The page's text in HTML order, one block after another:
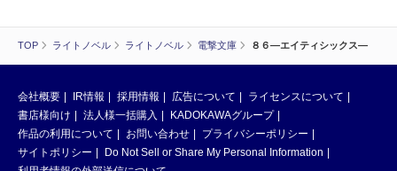
TOP ライトノベル ライトノベル 電撃文庫 ８６―エイティシックス―
会社概要 IR情報 採用情報 広告について
ライセンスについて
書店様向け
法人様一括購入
KADOKAWAグループ
作品の利用について
お問い合わせ
プライバシーポリシー
サイトポリシー
Do Not Sell or Share My Personal Information